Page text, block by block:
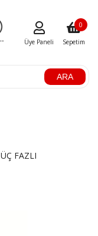
ARA
Üye Paneli Sepetim
0
ÜÇ FAZLI